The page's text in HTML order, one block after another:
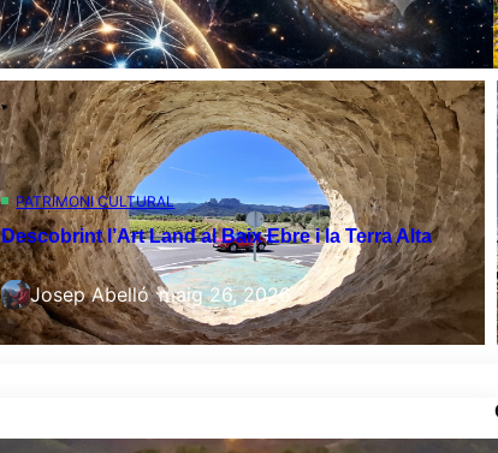
PATRIMONI CULTURAL
Descobrint l’Art Land al Baix Ebre i la Terra Alta
Josep Abelló–maig 26, 2026